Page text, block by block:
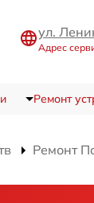
ул.
Адрес
Ремонт
Ремонт